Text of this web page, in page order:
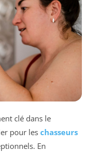
clé dans le
pour les chasseurs
En